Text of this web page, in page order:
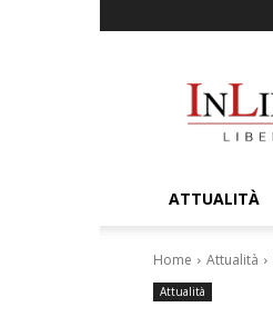
ATTUALITÀ
Home Attualità
Attualità